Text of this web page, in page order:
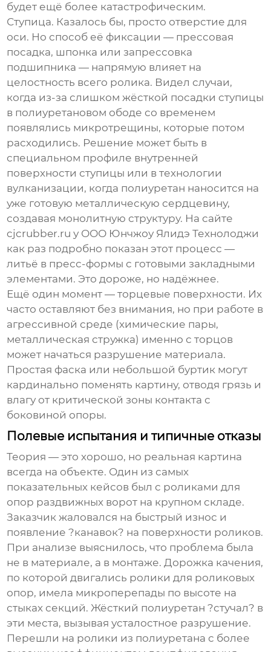
будет ещё более катастрофическим.
Ступица. Казалось бы, просто отверстие для
оси. Но способ её фиксации — прессовая
посадка, шпонка или запрессовка
подшипника — напрямую влияет на
целостность всего ролика. Видел случаи,
когда из-за слишком жёсткой посадки ступицы
в полиуретановом ободе со временем
появлялись микротрещины, которые потом
расходились. Решение может быть в
специальном профиле внутренней
поверхности ступицы или в технологии
вулканизации, когда полиуретан наносится на
уже готовую металлическую сердцевину,
создавая монолитную структуру. На сайте
cjcrubber.ru у ООО Юнчжоу Ялидэ Технолоджи
как раз подробно показан этот процесс —
литьё в пресс-формы с готовыми закладными
элементами. Это дороже, но надёжнее.
Ещё один момент — торцевые поверхности. Их
часто оставляют без внимания, но при работе в
агрессивной среде (химические пары,
металлическая стружка) именно с торцов
может начаться разрушение материала.
Простая фаска или небольшой буртик могут
кардинально поменять картину, отводя грязь и
влагу от критической зоны контакта с
боковиной опоры.
Полевые испытания и типичные отказы
Теория — это хорошо, но реальная картина
всегда на объекте. Один из самых
показательных кейсов был с роликами для
опор раздвижных ворот на крупном складе.
Заказчик жаловался на быстрый износ и
появление ?канавок? на поверхности роликов.
При анализе выяснилось, что проблема была
не в материале, а в монтаже. Дорожка качения,
по которой двигались ролики для роликовых
опор, имела микроперепады по высоте на
стыках секций. Жёсткий полиуретан ?стучал? в
эти места, вызывая усталостное разрушение.
Перешли на ролики из полиуретана с более